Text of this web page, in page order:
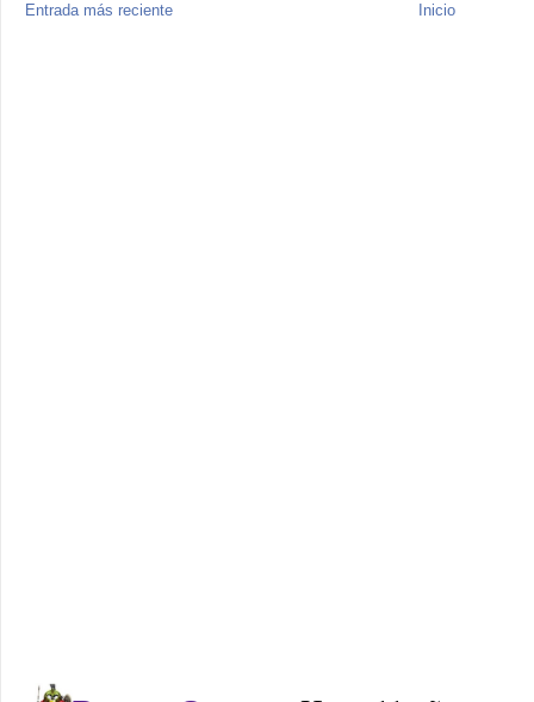
Entrada más reciente Inicio